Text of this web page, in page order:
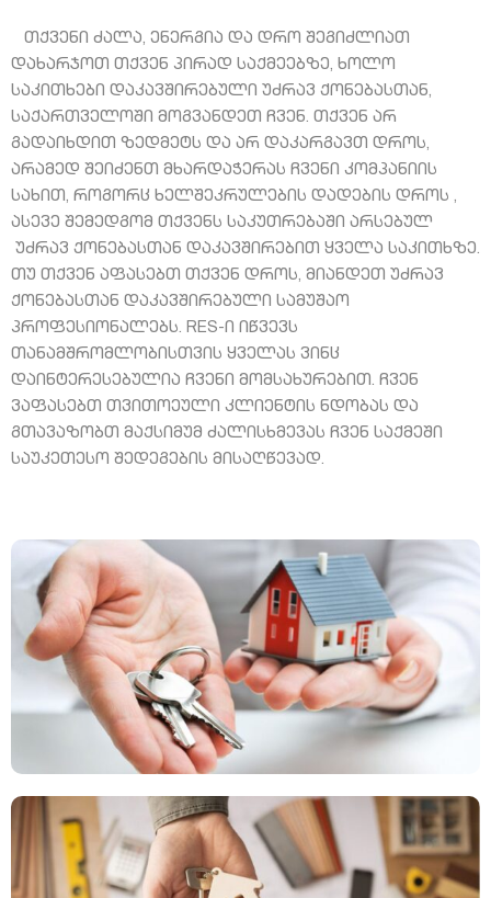
თქვენი ძალა, ენერგია და დრო შეგიძლიათ
დახარჯოთ თქვენ პირად საქმეებზე, ხოლო
საკითხები დაკავშირებული უძრავ ქონებასთან,
საქართველოში მოგვანდეთ ჩვენ. თქვენ არ
გადაიხდით ზედმეტს და არ დაკარგავთ დროს,
არამედ შეიძენთ მხარდაჭერას ჩვენი კომპანიის
სახით, როგორც ხელშეკრულების დადების დროს ,
ასევე შემედგომ თქვენს საკუთრებაში არსებულ
უძრავ ქონებასთან დაკავშირებით ყველა საკითხზე.
თუ თქვენ აფასებთ თქვენ დროს, მიანდეთ უძრავ
ქონებასთან დაკავშირებული სამუშაო
პროფესიონალებს. RES-ი იწვევს
თანამშრომლობისთვის ყველას ვინც
დაინტერესებულია ჩვენი მომსახურებით. ჩვენ
ვაფასებთ თვითოეული კლიენტის ნდობას და
გთავაზობთ მაქსიმუმ ძალისხმევას ჩვენ საქმეში
საუკეთესო შედეგების მისაღწევად.